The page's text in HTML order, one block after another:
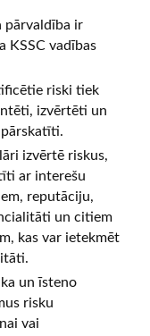
pārvaldība ir
KSSC vadības
riski tiek
izvērtēti un
izvērtē riskus,
ar interešu
reputāciju,
un citiem
kas var ietekmēt
un īsteno
risku
vai